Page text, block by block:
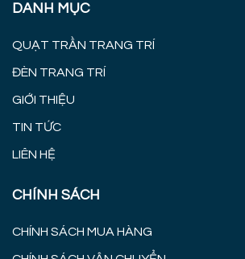
DANH MỤC
QUẠT TRẦN TRANG TRÍ
ĐÈN TRANG TRÍ
GIỚI THIỆU
TIN TỨC
LIÊN HỆ
CHÍNH SÁCH
CHÍNH SÁCH MUA HÀNG